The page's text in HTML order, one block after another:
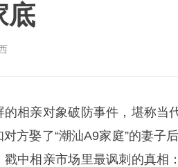
底
相亲对象破防事件，堪称当
方娶了“潮汕A9家庭”的妻子
中相亲市场里最讽刺的真相